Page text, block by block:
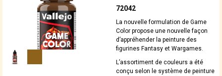
Techniques,
trucs et
astuces
Vidéos
72042
La nouvelle formulation de Game
Color propose une nouvelle façon
d’appréhender la peinture des
figurines Fantasy et Wargames.
L’assortiment de couleurs a été
conçu selon le système de peinture